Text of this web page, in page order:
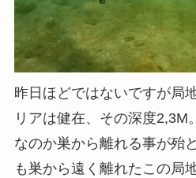
昨日ほどではないですが局
リアは健在、その深度2,3M
なのか巣から離れる事が殆
も巣から遠く離れたこの局